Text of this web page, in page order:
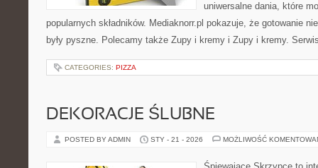
uniwersalne dania, które
popularnych składników. Mediaknorr.pl pokazuje, że gotowanie
były pyszne. Polecamy także Zupy i kremy i Zupy i kremy.
CATEGORIES: PIZZA
DEKORACJE ŚLUBNE
POSTED BY ADMIN STY - 21 - 2026 MOŻLIWOŚĆ